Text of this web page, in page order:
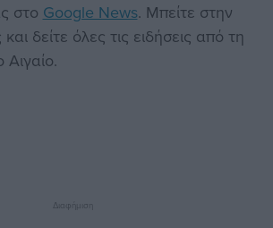
στο Google News. Μπείτε στην
δείτε όλες τις ειδήσεις από τη
Αιγαίο.
Διαφήμιση